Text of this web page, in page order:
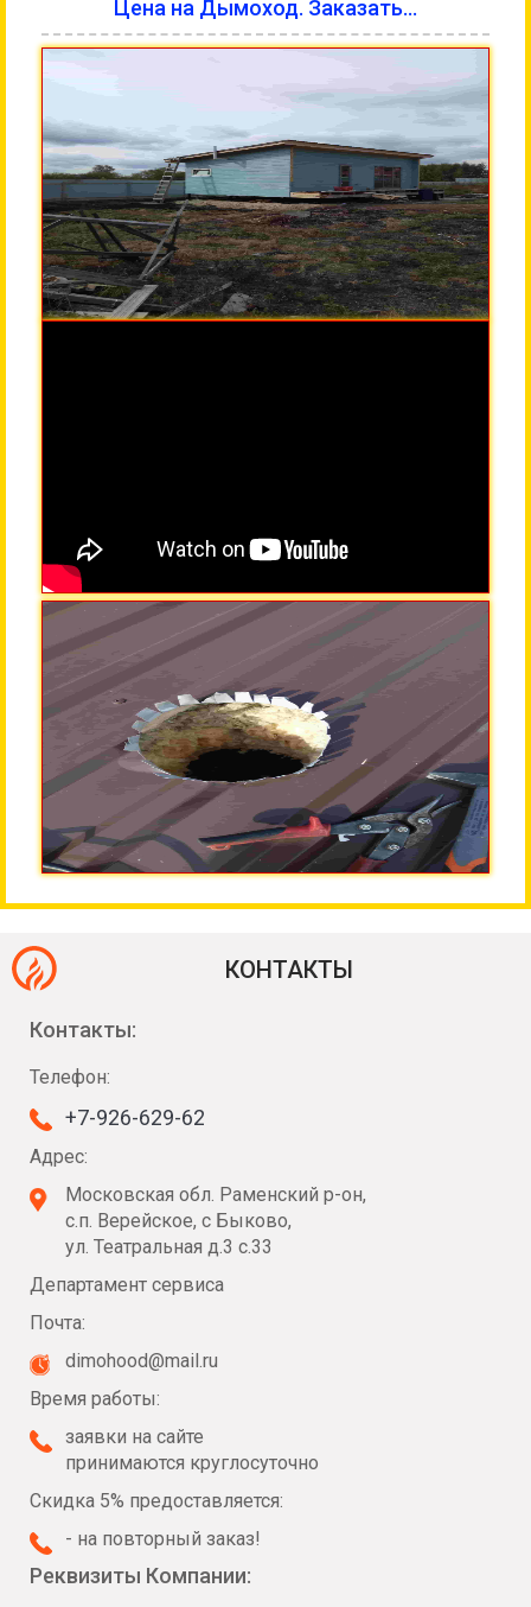
Цена на Дымоход. Заказать...
КОНТАКТЫ
Контакты:
Телефон:
+7-926-629-62
Адрес:
Московская обл. Раменский р-он,
с.п. Верейское, с Быково,
ул. Театральная д.3 с.33
Департамент сервиса
Почта:
dimohood@mail.ru
Время работы:
заявки на сайте
принимаются круглосуточно
Скидка 5% предоставляется:
- на повторный заказ!
Реквизиты Компании: